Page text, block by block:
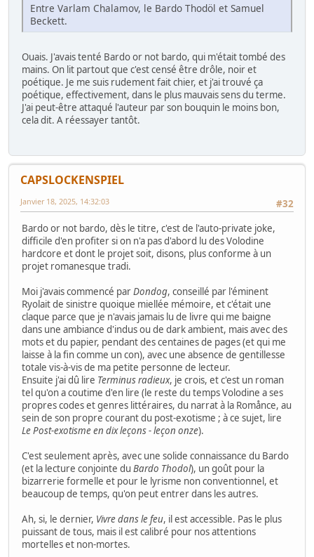
Entre Varlam Chalamov, le Bardo Thodöl et Samuel
Beckett.
Ouais. J'avais tenté Bardo or not bardo, qui m'était tombé des
mains. On lit partout que c'est censé être drôle, noir et
poétique. Je me suis rudement fait chier, et j'ai trouvé ça
poétique, effectivement, dans le plus mauvais sens du terme.
J'ai peut-être attaqué l'auteur par son bouquin le moins bon,
cela dit. A réessayer tantôt.
CAPSLOCKENSPIEL
#32
Janvier 18, 2025, 14:32:03
Bardo or not bardo, dès le titre, c'est de l'auto-private joke,
difficile d'en profiter si on n'a pas d'abord lu des Volodine
hardcore et dont le projet soit, disons, plus conforme à un
projet romanesque tradi.
Moi j'avais commencé parDondog, conseillé par l'éminent
Ryolait de sinistre quoique miellée mémoire, et c'était une
claque parce que je n'avais jamais lu de livre qui me baigne
dans une ambiance d'indus ou de dark ambient, mais avec des
mots et du papier, pendant des centaines de pages (et qui me
laisse à la fin comme un con), avec une absence de gentillesse
totale vis-à-vis de ma petite personne de lecteur.
Ensuite j'ai dû lire Terminus radieux, je crois, et c'est un roman
tel qu'on a coutime d'en lire (le reste du temps Volodine a ses
propres codes et genres littéraires, du narrat à la Romånce, au
sein de son propre courant du post-exotisme ; à ce sujet, lire
Le Post-exotisme en dix leçons - leçon onze).
C'est seulement après, avec une solide connaissance du Bardo
(et la lecture conjointe du Bardo Thodol), un goût pour la
bizarrerie formelle et pour le lyrisme non conventionnel, et
beaucoup de temps, qu'on peut entrer dans les autres.
Ah, si, le dernier, Vivre dans le feu, il est accessible. Pas le plus
puissant de tous, mais il est calibré pour nos attentions
mortelles et non-mortes.